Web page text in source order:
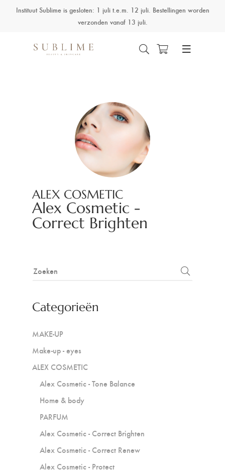
Instituut Sublime is gesloten: 1 juli t.e.m. 12 juli. Bestellingen worden
verzonden vanaf 13 juli.
ALEX COSMETIC
Alex Cosmetic -
Correct Brighten
Categorieën
MAKE-UP
Make-up - eyes
ALEX COSMETIC
Alex Cosmetic - Tone Balance
Home & body
PARFUM
Alex Cosmetic - Correct Brighten
Alex Cosmetic - Correct Renew
Alex Cosmetic - Protect